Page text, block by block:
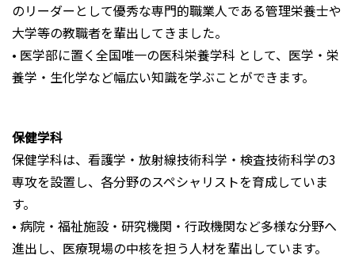
のリーダーとして優秀な専門的職業人である管理栄養士や
大学等の教職者を輩出してきました。
• 医学部に置く全国唯一の医科栄養学科 として、医学・栄
養学・生化学など幅広い知識を学ぶことができます。
保健学科
保健学科は、看護学・放射線技術科学・検査技術科学の3
専攻を設置し、各分野のスペシャリストを育成していま
す。
• 病院・福祉施設・研究機関・行政機関など多様な分野へ
進出し、医療現場の中核を担う人材を輩出しています。